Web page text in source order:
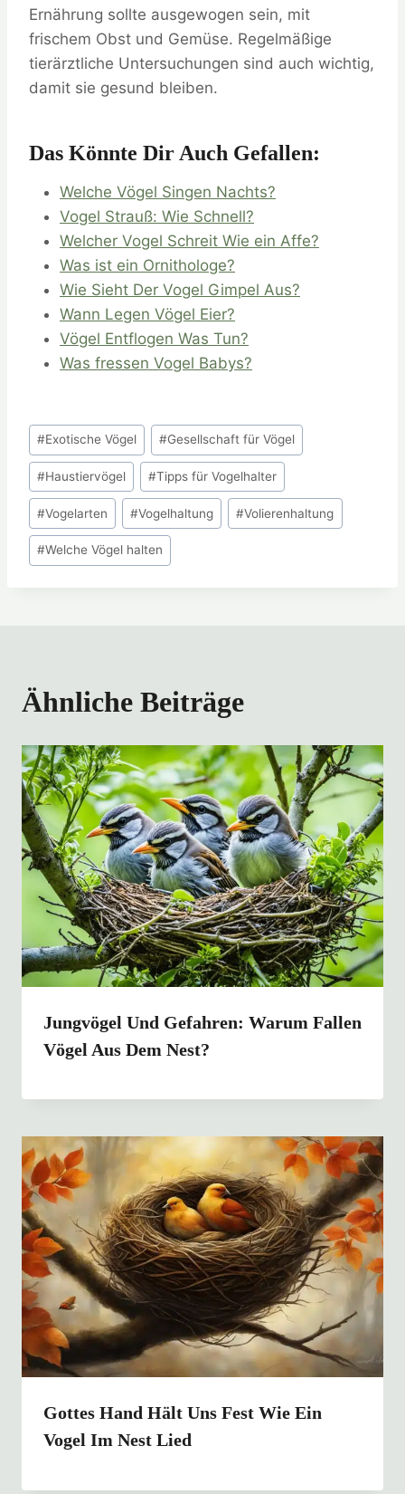
Ernährung sollte ausgewogen sein, mit
frischem Obst und Gemüse. Regelmäßige
tierärztliche Untersuchungen sind auch wichtig,
damit sie gesund bleiben.
Das Könnte Dir Auch Gefallen:
Welche Vögel Singen Nachts?
Vogel Strauß: Wie Schnell?
Welcher Vogel Schreit Wie ein Affe?
Was ist ein Ornithologe?
Wie Sieht Der Vogel Gimpel Aus?
Wann Legen Vögel Eier?
Vögel Entflogen Was Tun?
Was fressen Vogel Babys?
Schlagworte:
#Exotische Vögel #Gesellschaft für Vögel
#Haustiervögel #Tipps für Vogelhalter
#Vogelarten #Vogelhaltung #Volierenhaltung
#Welche Vögel halten
Ähnliche Beiträge
Jungvögel Und Gefahren: Warum Fallen
Vögel Aus Dem Nest?
Gottes Hand Hält Uns Fest Wie Ein
Vogel Im Nest Lied